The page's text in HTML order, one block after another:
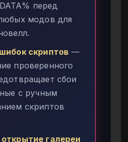
перед
модов для
скриптов —
проверенного
сбои
с ручным
скриптов
галереи